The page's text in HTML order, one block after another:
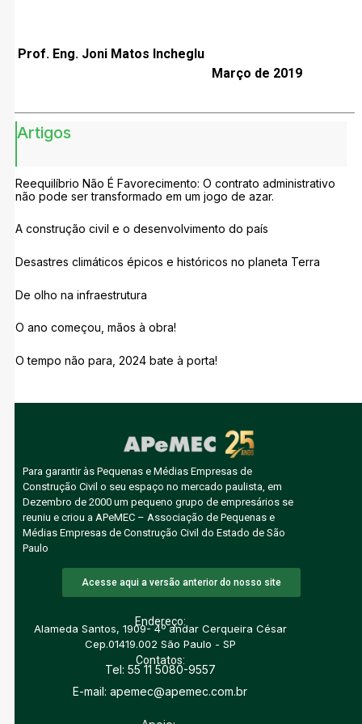
Prof. Eng. Joni Matos Incheglu
Março de 2019
Artigos
Reequilíbrio Não É Favorecimento: O contrato administrativo
não pode ser transformado em um jogo de azar.
A construção civil e o desenvolvimento do país
Desastres climáticos épicos e históricos no planeta Terra
De olho na infraestrutura
O ano começou, mãos à obra!
O tempo não para, 2024 bate à porta!
Para garantir às Pequenas e Médias Empresas de
Construção Civil o seu espaço no mercado paulista, em
Dezembro de 2000 um pequeno grupo de empresários se
reuniu e criou a APeMEC – Associação de Pequenas e
Médias Empresas de Construção Civil do Estado de São
Paulo
Acesse aqui a versão anterior do nosso site
Endereço:
Alameda Santos, 1909- 4º andar Cerqueira César
Cep.01419.002 São Paulo - SP
Contatos:
Tel: 55 11 5080-9557
E-mail: apemec@apemec.com.br